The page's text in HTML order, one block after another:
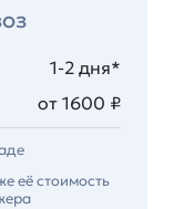
1-2 дня*
от 1600 ₽
её стоимость